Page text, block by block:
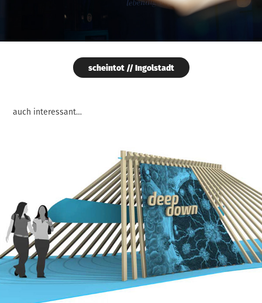
scheintot // Ingolstadt
auch interessant…